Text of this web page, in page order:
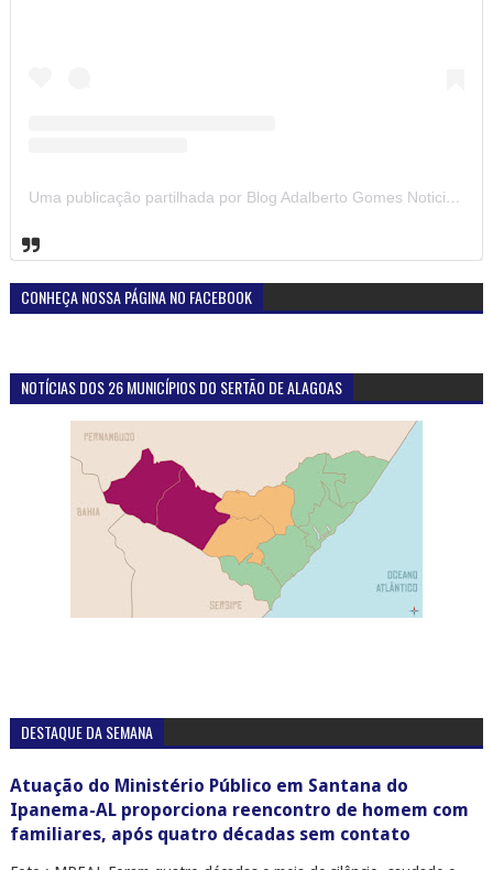
Uma publicação partilhada por Blog Adalberto Gomes Noticias (@blogadalbertogomesnoticiass)
CONHEÇA NOSSA PÁGINA NO FACEBOOK
NOTÍCIAS DOS 26 MUNICÍPIOS DO SERTÃO DE ALAGOAS
DESTAQUE DA SEMANA
Atuação do Ministério Público em Santana do
Ipanema-AL proporciona reencontro de homem com
familiares, após quatro décadas sem contato